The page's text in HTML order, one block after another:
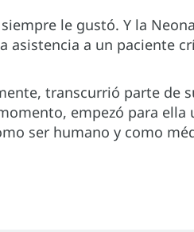
le gustó. Y la
asistencia a un paciente
transcurrió parte de
empezó para ella
ser humano y como